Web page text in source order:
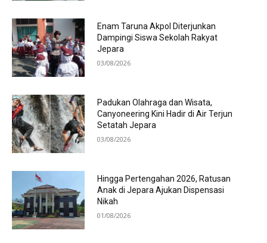
Enam Taruna Akpol Diterjunkan
Dampingi Siswa Sekolah Rakyat
Jepara
03/08/2026
Padukan Olahraga dan Wisata,
Canyoneering Kini Hadir di Air Terjun
Setatah Jepara
03/08/2026
Hingga Pertengahan 2026, Ratusan
Anak di Jepara Ajukan Dispensasi
Nikah
01/08/2026